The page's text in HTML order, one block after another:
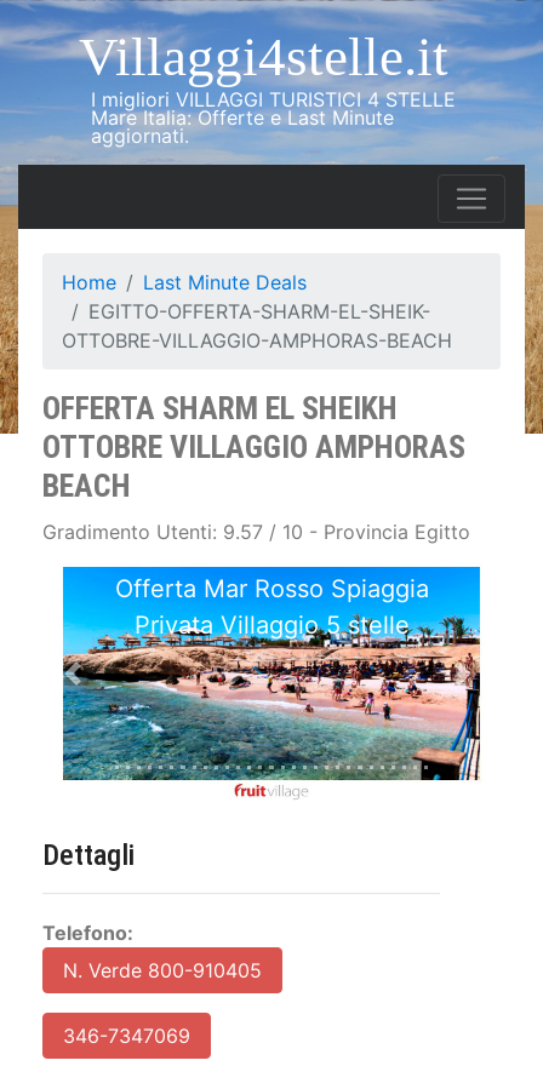
Villaggi4stelle.it
I migliori VILLAGGI TURISTICI 4 STELLE
Mare Italia: Offerte e Last Minute
aggiornati.
Home
Last Minute Deals
EGITTO-OFFERTA-SHARM-EL-SHEIK-
OTTOBRE-VILLAGGIO-AMPHORAS-BEACH
OFFERTA SHARM EL SHEIKH
OTTOBRE VILLAGGIO AMPHORAS
BEACH
Gradimento Utenti: 9.57 / 10 - Provincia Egitto
Offerta Sharm El Sheikh
Avventure Deserto Relax
Previous Next
Dettagli
Telefono:
N. Verde 800-910405
346-7347069